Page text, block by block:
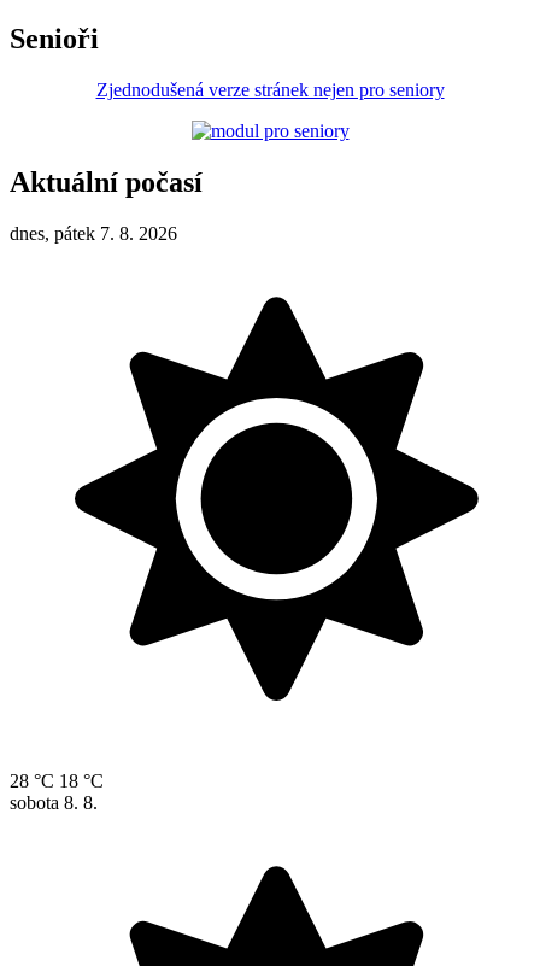
Senioři
Zjednodušená verze stránek nejen pro seniory
Aktuální počasí
dnes, pátek 7. 8. 2026
28 °C 18 °C
sobota 8. 8.